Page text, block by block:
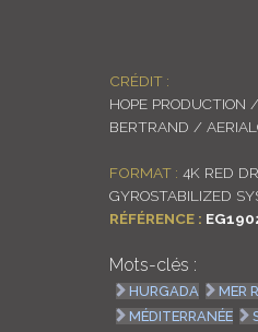
CRÉDIT :
HOPE
BERTRAND /
FORMAT : 4K RED
GYROSTABILIZED
RÉFÉRENCE :
Mots-clés :
HURGADA
MER
MÉDITERRANÉE